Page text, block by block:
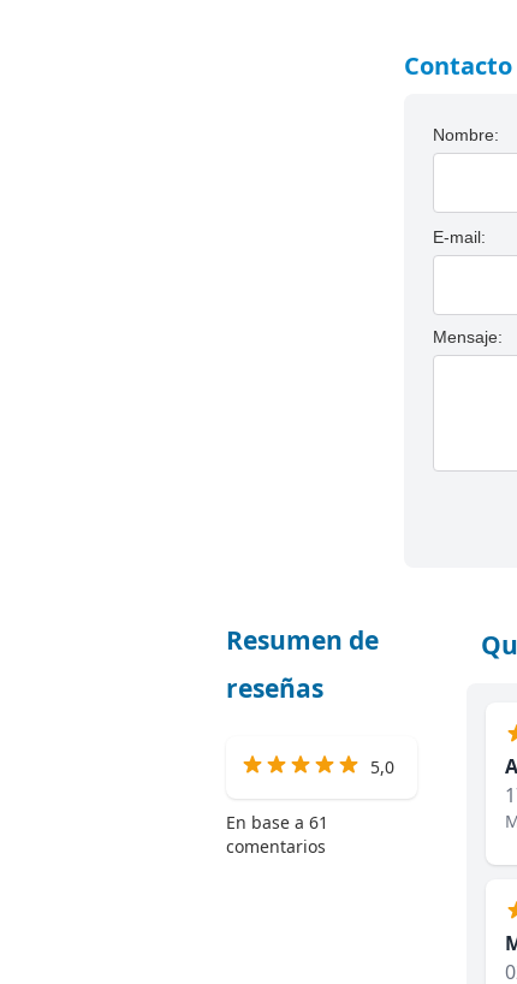
Contacto
Nombre:
E-mail:
Mensaje:
Resumen de
reseñas
5,0
En base a 61
comentarios